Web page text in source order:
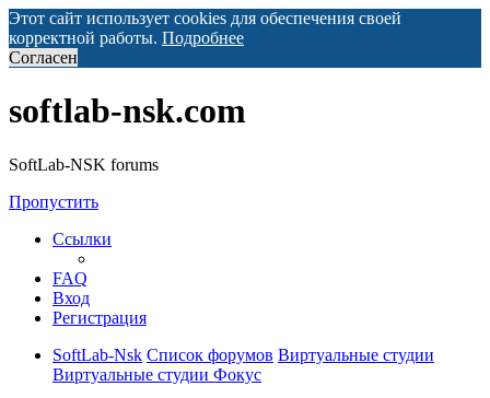
Этот сайт использует cookies для обеспечения своей
корректной работы. Подробнее
Согласен
softlab-nsk.com
SoftLab-NSK forums
Пропустить
Ссылки
FAQ
Вход
Регистрация
SoftLab-Nsk Список форумов Виртуальные студии
Виртуальные студии Фокус